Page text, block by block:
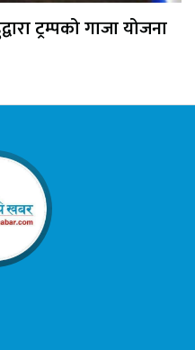
ट्रम्पको गाजा योजना